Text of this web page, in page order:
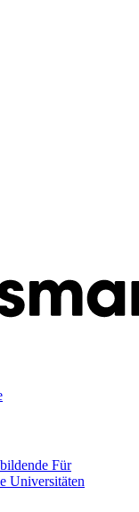
Für
Universitäten